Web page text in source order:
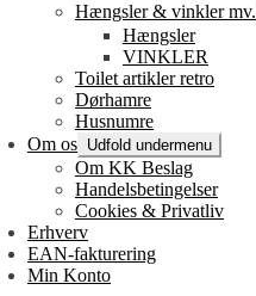
Hængsler & vinkler mv.
Hængsler
VINKLER
Toilet artikler retro
Dørhamre
Husnumre
Om os Udfold undermenu
Om KK Beslag
Handelsbetingelser
Cookies & Privatliv
Erhverv
EAN-fakturering
Min Konto